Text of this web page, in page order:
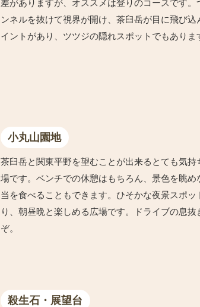
差がありますが、オススメは登りのコースです。
ンネルを抜けて視界が開け、茶臼岳が目に飛び込
イントがあり、ツツジの隠れスポットでもありま
小丸山園地
茶臼岳と関東平野を望むことが出来るとても気持
場です。ベンチでの休憩はもちろん、景色を眺め
当を食べることもできます。ひそかな夜景スポッ
り、朝昼晩と楽しめる広場です。ドライブの息抜
ぞ。
殺生石・展望台